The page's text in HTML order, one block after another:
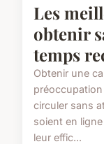
Les
obtenir
temps
Obtenir une
circuler sans
soient en
leur effic...